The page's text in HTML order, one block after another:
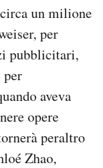
un milione
per
pubblicitari,
per
aveva
opere
peraltro
Zhao,